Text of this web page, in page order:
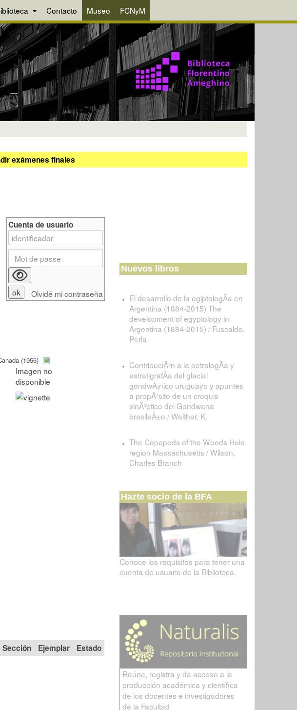
Contacto Museo FCNyM
exámenes finales
(1956)
Sección
Estado
Cuenta de usuario
Olvidé mi contraseña
Nuevos libros
El desarrollo de la egiptologÃ­a en
Argentina (1884-2015) The
development of egyptology in
Argentina (1884-2015) / Fuscaldo,
Perla
ContribuciÃ³n a la petrologÃ­a y
estratigrafÃ­a del glacial
gondwÃ¡nico uruguayo y apuntes
a propÃ³sito de un croquis
sinÃ³ptico del Gondwana
brasileÃ±o / Walther, K.
The Copepods of the Woods Hole
region Massachusetts / Wilson,
Charles Branch
Hazte socio de la BFA
Conoce los requisitos para tener una
cuenta de usuario de la Biblioteca.
Reúne, registra y da acceso a la
producción académica y científica
de los docentes e investigadores
de la Facultad